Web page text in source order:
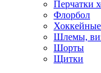
Перчатки
Флорбол
Шлемы,
Шорты
Щитки